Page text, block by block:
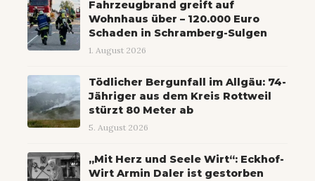
Fahrzeugbrand greift auf
Wohnhaus über – 120.000 Euro
Schaden in Schramberg-Sulgen
1. August 2026
Tödlicher Bergunfall im Allgäu: 74-
Jähriger aus dem Kreis Rottweil
stürzt 80 Meter ab
5. August 2026
„Mit Herz und Seele Wirt“: Eckhof-
Wirt Armin Daler ist gestorben